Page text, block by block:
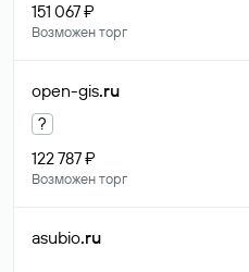
151 067 ₽
Возможен торг
open-gis.ru
?
122 787 ₽
Возможен торг
asubio.ru